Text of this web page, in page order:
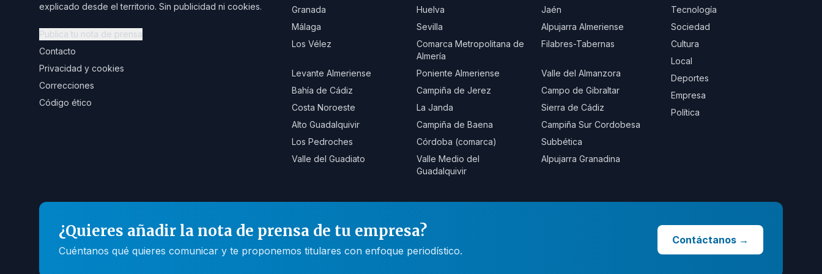
explicado desde el territorio. Sin publicidad ni cookies.
Publica tu nota de prensa
Contacto
Privacidad y cookies
Correcciones
Código ético
Granada
Huelva
Jaén
Málaga
Sevilla
Alpujarra Almeriense
Los Vélez
Comarca Metropolitana de
Almería
Filabres-Tabernas
Levante Almeriense Poniente Almeriense
Valle del Almanzora
Bahía de Cádiz
Campiña de Jerez
Campo de Gibraltar
Costa Noroeste
La Janda
Sierra de Cádiz
Alto Guadalquivir
Campiña de Baena
Campiña Sur Cordobesa
Los Pedroches
Córdoba (comarca)
Subbética
Valle del Guadiato
Valle Medio del
Guadalquivir
Alpujarra Granadina
Tecnología
Sociedad
Cultura
Local
Deportes
Empresa
Política
¿Quieres añadir la nota de prensa de tu empresa?
Cuéntanos qué quieres comunicar y te proponemos titulares con enfoque periodístico.
Contáctanos →